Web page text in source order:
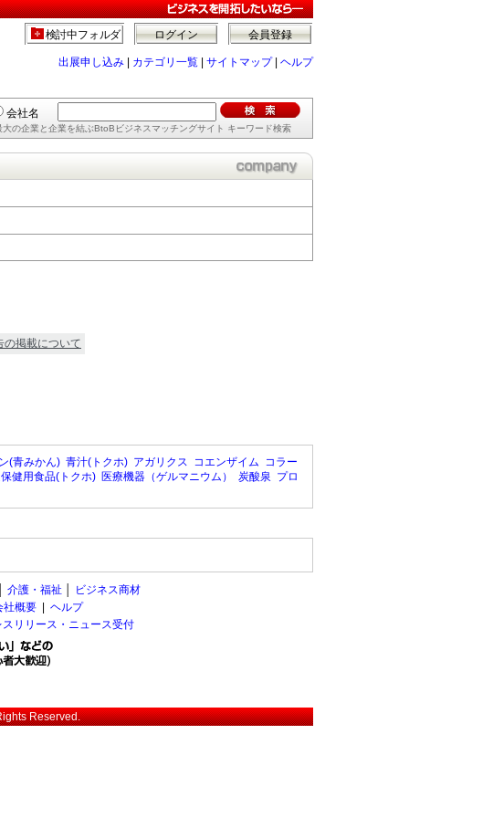
会員登録
ログイン
検討中フォルダ
出展申し込み カテゴリ一覧 サイトマップ| ヘルプ
会社名
大の企業と企業を結ぶBtoBビジネスマッチングサイト キーワード検索
の掲載について
(青みかん) 青汁(トクホ) アガリクス コエンザイム コラー
健用食品(トクホ) 医療機器（ゲルマニウム） 炭酸泉 プロ
介護・福祉
ビジネス商材
概要
ヘルプ
スリリース・ニュース受付
Reserved.